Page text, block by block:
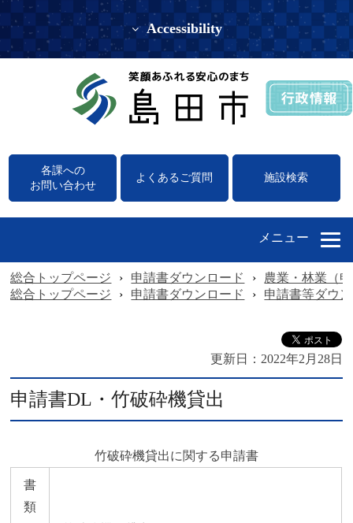
Accessibility
各課への
お問い合わせ
よくあるご質問 施設検索
メニュー
総合トップページ › 申請書ダウンロード ›
農業・林業（
総合トップページ
› 申請書ダウンロード › 申請書等ダウ
更新日： 2022年2月28日
申請書DL・竹破砕機貸出
竹破砕機貸出に関する申請書
書
類